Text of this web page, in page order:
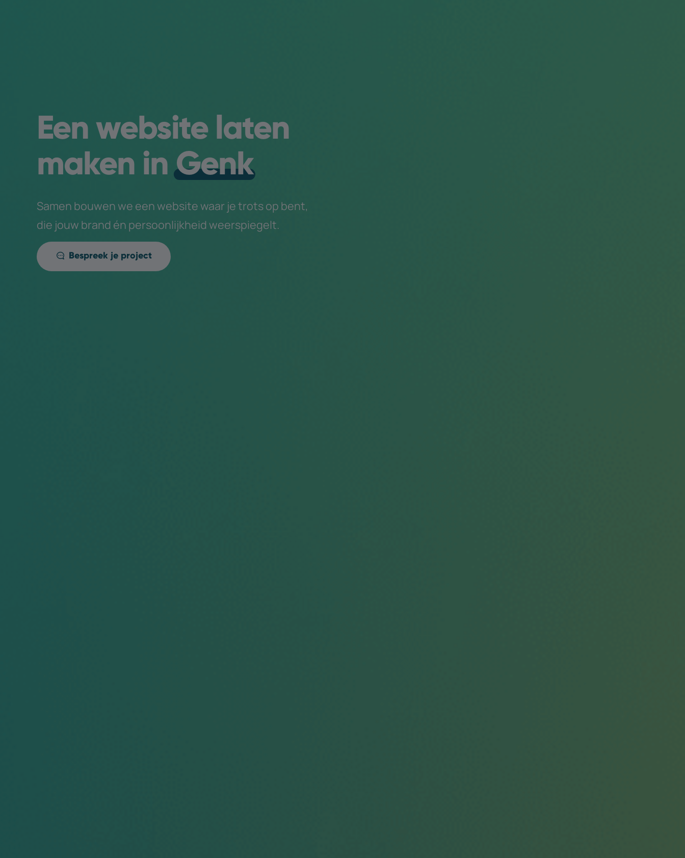
Een website laten
maken inGenk
Samen bouwen we een website waar je trots op bent,
die jouw brand én persoonlijkheid weerspiegelt.
Bespreek je project